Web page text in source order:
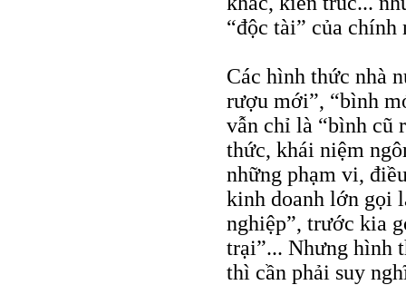
“độc tài” của chính
Các hình thức nhà
rượu mới”, “bình
vẫn chỉ là “bình cũ
thức, khái niệm
những phạm vi,
kinh doanh lớn gọi
nghiệp”, trước kia
trại”... Nhưng hình
thì cần phải suy